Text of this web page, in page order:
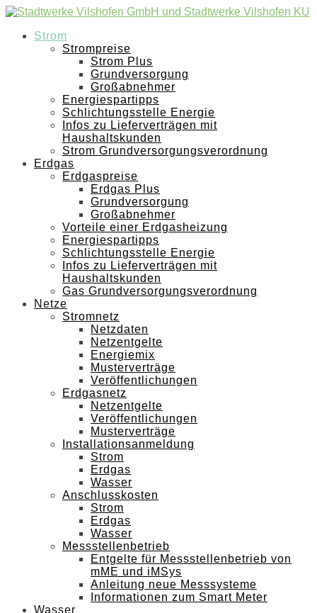
Strom
Strompreise
Strom Plus
Grundversorgung
Großabnehmer
Energiespartipps
Schlichtungsstelle Energie
Infos zu Lieferverträgen mit
Haushaltskunden
Strom Grundversorgungsverordnung
Erdgas
Erdgaspreise
Erdgas Plus
Grundversorgung
Großabnehmer
Vorteile einer Erdgasheizung
Energiespartipps
Schlichtungsstelle Energie
Infos zu Lieferverträgen mit
Haushaltskunden
Gas Grundversorgungsverordnung
Netze
Stromnetz
Netzdaten
Netzentgelte
Energiemix
Musterverträge
Veröffentlichungen
Erdgasnetz
Netzentgelte
Veröffentlichungen
Musterverträge
Installationsanmeldung
Strom
Erdgas
Wasser
Anschlusskosten
Strom
Erdgas
Wasser
Messstellenbetrieb
Entgelte für Messstellenbetrieb von
mME und iMSys
Anleitung neue Messsysteme
Informationen zum Smart Meter
Wasser